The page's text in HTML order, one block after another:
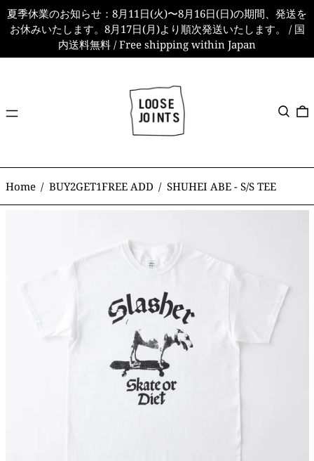
夏季休業のお知らせ：8月11日(火)〜8月16日(日)の期間、発送を
お休みいたします。8月17日(月)より順次発送いたします。 / 国
内送料無料 / Free shipping within Japan
メ
検索
Home / BUY2GET1FREE ADD / SHUHEI ABE - S/S TEE